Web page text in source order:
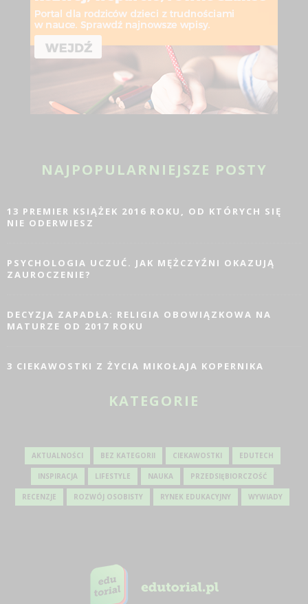
NAJPOPULARNIEJSZE POSTY
13 PREMIER KSIĄŻEK 2016 ROKU, OD KTÓRYCH SIĘ
NIE ODERWIESZ
PSYCHOLOGIA UCZUĆ. JAK MĘŻCZYŹNI OKAZUJĄ
ZAUROCZENIE?
DECYZJA ZAPADŁA: RELIGIA OBOWIĄZKOWA NA
MATURZE OD 2017 ROKU
3 CIEKAWOSTKI Z ŻYCIA MIKOŁAJA KOPERNIKA
KATEGORIE
AKTUALNOŚCI BEZ KATEGORII CIEKAWOSTKI EDUTECH
INSPIRACJA LIFESTYLE NAUKA PRZEDSIĘBIORCZOŚĆ
RECENZJE ROZWÓJ OSOBISTY RYNEK EDUKACYJNY WYWIADY